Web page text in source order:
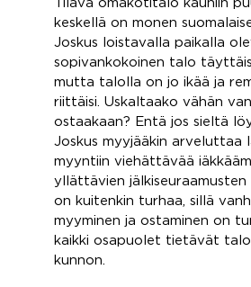
Tilava omakotitalo kauniin
keskellä on monen
Joskus loistavalla paikalla
sopivankokoinen talo
mutta talolla on jo ikää ja
riittäisi. Uskaltaako vähän
ostaakaan? Entä jos sieltä
Joskus myyjääkin arveluttaa
myyntiin viehättävää
yllättävien jälkiseuraamusten
on kuitenkin turhaa, sillä
myyminen ja ostaminen on
kaikki osapuolet tietävät
kunnon.